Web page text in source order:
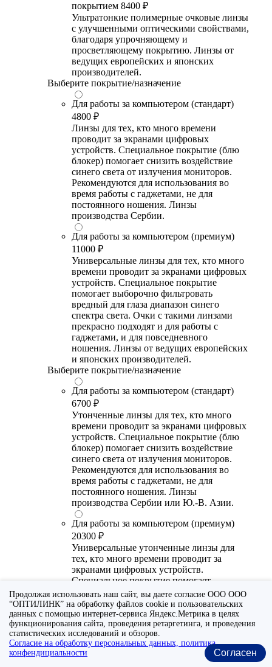
покрытием 8400 ₽
Ультратонкие полимерные очковые линзы
с улучшенными оптическими свойствами,
благодаря упрочняющему и
просветляющему покрытию. Линзы от
ведущих европейских и японских
производителей.
Выберите покрытие/назначение
Для работы за компьютером (стандарт)
4800 ₽
Линзы для тех, кто много времени
проводит за экранами цифровых
устройств. Специальное покрытие (блю
блокер) помогает снизить воздействие
синего света от излучения мониторов.
Рекомендуются для использования во
время работы с гаджетами, не для
постоянного ношения. Линзы
производства Сербии.
Для работы за компьютером (премиум)
11000 ₽
Универсальные линзы для тех, кто много
времени проводит за экранами цифровых
устройств. Специальное покрытие
помогает выборочно фильтровать
вредный для глаза диапазон синего
спектра света. Очки с такими линзами
прекрасно подходят и для работы с
гаджетами, и для повседневного
ношения. Линзы от ведущих европейских
и японских производителей.
Выберите покрытие/назначение
Для работы за компьютером (стандарт)
6700 ₽
Утонченные линзы для тех, кто много
времени проводит за экранами цифровых
устройств. Специальное покрытие (блю
блокер) помогает снизить воздействие
синего света от излучения мониторов.
Рекомендуются для использования во
время работы с гаджетами, не для
постоянного ношения. Линзы
производства Сербии или Ю.-В. Азии.
Для работы за компьютером (премиум)
20300 ₽
Универсальные утонченные линзы для
тех, кто много времени проводит за
экранами цифровых устройств.
Специальное покрытие помогает
выборочно фильтровать вредный для
глаза диапазон синего спектра света.
Очки с такими линзами прекрасно
подходят и для работы с гаджетами, и для
повседневного ношения. Линзы от
ведущих европейских и японских
производителей. Линзы от ведущих
Продолжая использовать наш сайт, вы даете согласие ООО ООО
“ОПТИЛИНК” на обработку файлов cookie и пользовательских
данных с помощью интернет-сервиса Яндекс.Метрика в целях
функционирования сайта, проведения ретаргетинга, и проведения
статистических исследований и обзоров.
Согласие на обработку персональных данных, политика
конфендициальности
Согласен